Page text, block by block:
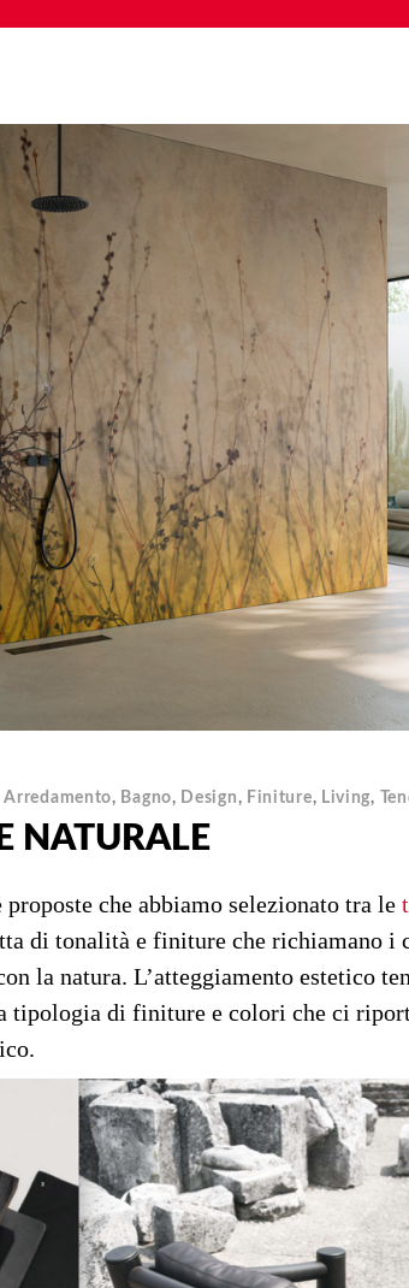
Arredamento, Bagno, Design, Finiture, Living,
NATURALE
che abbiamo selezionato tra le
di tonalità e finiture che richiamano i
la natura. L’atteggiamento estetico
tipologia di finiture e colori che ci